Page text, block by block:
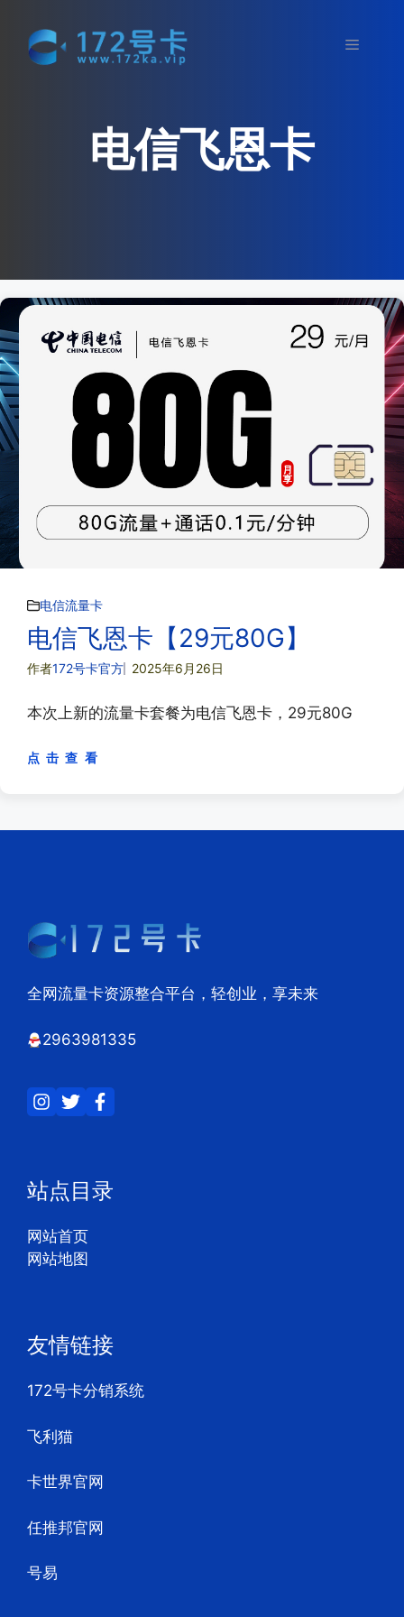
菜
电信飞恩卡
电信流量卡
电信飞恩卡【29元80G】
作者172号卡官方 2025年6月26日
本次上新的流量卡套餐为电信飞恩卡，29元80G
点 击 查 看
全网流量卡资源整合平台，轻创业，享未来
2963981335
站点目录
网站首页
网站地图
友情链接
172号卡分销系统
飞利猫
卡世界官网
任推邦官网
号易